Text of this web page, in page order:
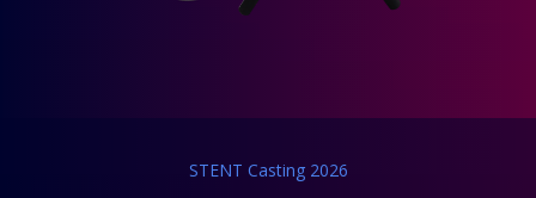
STENT Casting 2026